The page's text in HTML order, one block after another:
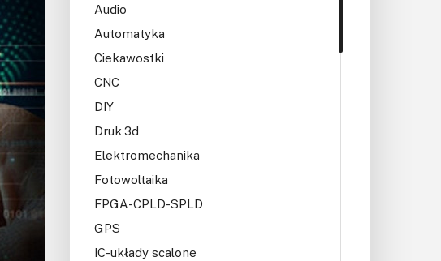
Kontakt
Newsletter
Do pobrania
Audio
Automatyka
Ciekawostki
CNC
DIY
Druk 3d
Elektromechanika
Fotowoltaika
FPGA-CPLD-SPLD
GPS
IC-układy scalone